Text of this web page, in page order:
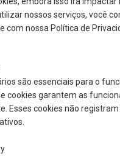
nossos serviços, você
com nossa Política de
são essenciais para o
cookies garantem as
Esses cookies não